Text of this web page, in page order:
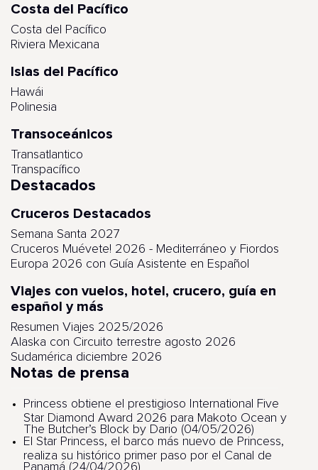
Costa del Pacífico
Costa del Pacífico
Riviera Mexicana
Islas del Pacífico
Hawái
Polinesia
Transoceánicos
Transatlantico
Transpacífico
Destacados
Cruceros Destacados
Semana Santa 2027
Cruceros Muévete! 2026 - Mediterráneo y Fiordos
Europa 2026 con Guía Asistente en Español
Viajes con vuelos, hotel, crucero, guía en
español y más
Resumen Viajes 2025/2026
Alaska con Circuito terrestre agosto 2026
Sudamérica diciembre 2026
Notas de prensa
Princess obtiene el prestigioso International Five
Star Diamond Award 2026 para Makoto Ocean y
The Butcher’s Block by Dario (04/05/2026)
El Star Princess, el barco más nuevo de Princess,
realiza su histórico primer paso por el Canal de
Panamá (24/04/2026)